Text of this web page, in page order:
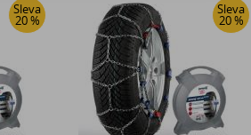
Sleva
20 %
Sleva
20 %